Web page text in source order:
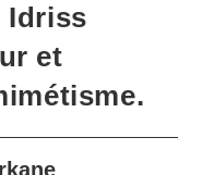
Idriss
et